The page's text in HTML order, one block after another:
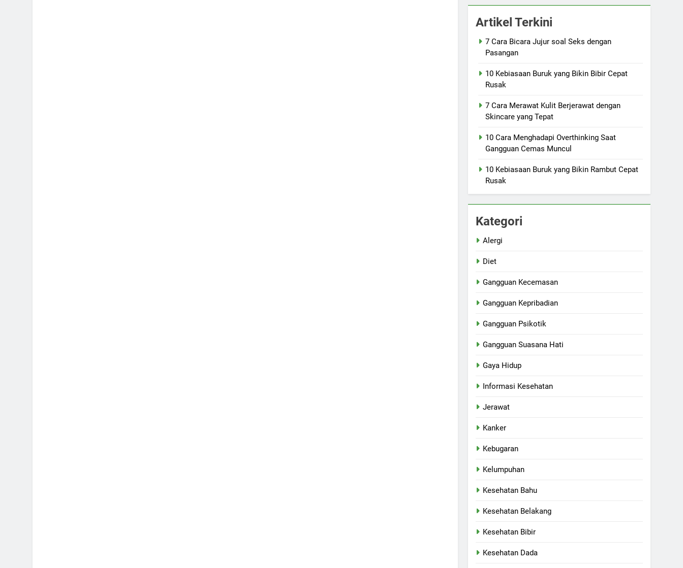
Artikel Terkini
7 Cara Bicara Jujur soal Seks dengan
Pasangan
10 Kebiasaan Buruk yang Bikin Bibir Cepat
Rusak
7 Cara Merawat Kulit Berjerawat dengan
Skincare yang Tepat
10 Cara Menghadapi Overthinking Saat
Gangguan Cemas Muncul
10 Kebiasaan Buruk yang Bikin Rambut Cepat
Rusak
Kategori
Alergi
Diet
Gangguan Kecemasan
Gangguan Kepribadian
Gangguan Psikotik
Gangguan Suasana Hati
Gaya Hidup
Informasi Kesehatan
Jerawat
Kanker
Kebugaran
Kelumpuhan
Kesehatan Bahu
Kesehatan Belakang
Kesehatan Bibir
Kesehatan Dada